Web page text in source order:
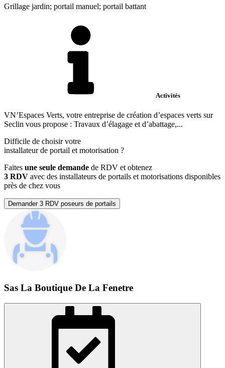
Grillage jardin; portail manuel; portail battant
Activités
VN’Espaces Verts, votre entreprise de création d’espaces verts sur
Seclin vous propose : Travaux d’élagage et d’abattage,...
Difficile de choisir votre
installateur de portail et motorisation ?
Faites une seule demande de RDV et obtenez
3 RDV avec des installateurs de portails et motorisations disponibles
près de chez vous
Demander 3 RDV poseurs de portails
Sas La Boutique De La Fenetre